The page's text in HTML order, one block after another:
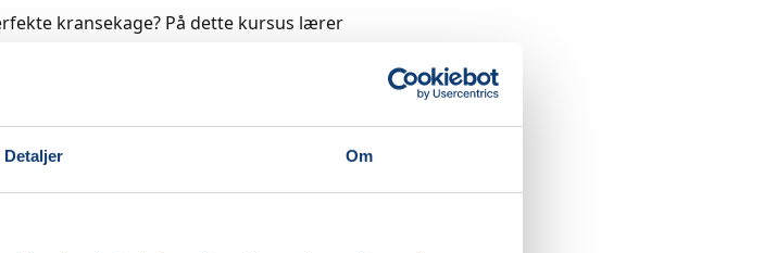
Detaljer Om
kransekage? På dette kursus lærer
formning af ringe, bagning og